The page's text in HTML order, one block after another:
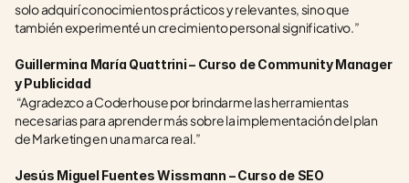
solo adquirí conocimientos prácticos y relevantes, sino que
también experimenté un crecimiento personal significativo.”
Guillermina María Quattrini – Curso de Community Manager
y Publicidad
necesarias para aprender más sobre la implementación del plan
de Marketing en una marca real.”
Jesús Miguel Fuentes Wissmann – Curso de SEO